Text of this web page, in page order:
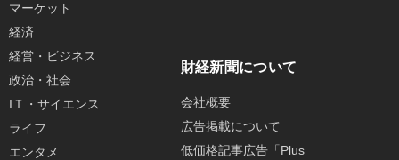
マーケット
経済
経営・ビジネス
政治・社会
IＴ・サイエンス
ライフ
エンタメ
財経新聞について
会社概要
広告掲載について
低価格記事広告「Plus